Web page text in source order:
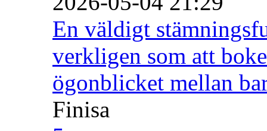
En väldigt
verkligen som att
ögonblicket mellan
Finisa